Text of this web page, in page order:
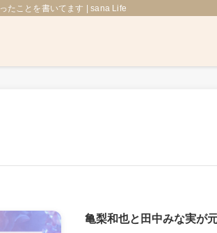
たことを書いてます | sana Life
亀梨和也と田中みな実が